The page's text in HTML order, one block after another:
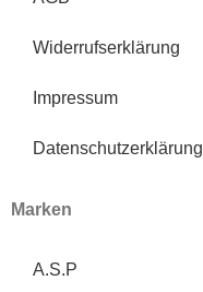
Widerrufserklärung
Impressum
Datenschutzerklärung
Marken
A.S.P